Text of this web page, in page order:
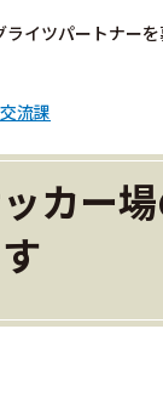
ライツパートナー
流課
カー